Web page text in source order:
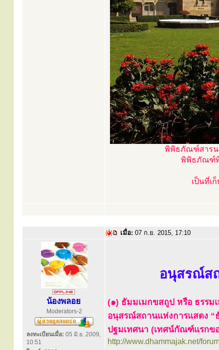
พิพิธภัณฑ์สาร
พิพิธภัณฑ์ที่
เป็นที่เ
เมื่อ: 07 ก.ย. 2015, 17:10
น้องพลอย
Moderators-2
ลงทะเบียนเมื่อ: 05 มิ.ย. 2009,
10:51
อนุสรณ์ส
(๑) ธัมมเมกขสถูป หรือ ธรรม
อนุสรณ์สถานแห่งการแสดง
ปฐมเทศนา (เทศน์กัณฑ์แรกข
http://www.dhammajak.net/